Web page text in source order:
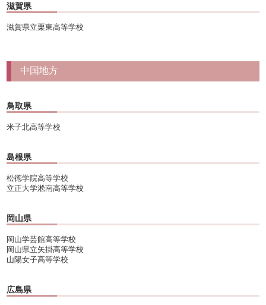
滋賀県
滋賀県立栗東高等学校
中国地方
鳥取県
米子北高等学校
島根県
松徳学院高等学校
立正大学淞南高等学校
岡山県
岡山学芸館高等学校
岡山県立矢掛高等学校
山陽女子高等学校
広島県